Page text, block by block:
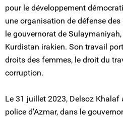
pour le développement
une organisation de défense
le gouvernorat de
Kurdistan irakien. Son travail
droits des femmes, le droit du
corruption.
Le 31 juillet 2023, Delsoz Khalaf
police d’Azmar, dans le